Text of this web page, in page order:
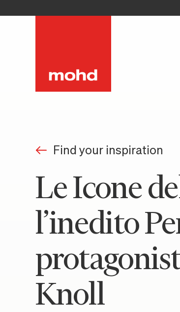
Find your inspiration
Le Icone
l’inedito
Knoll